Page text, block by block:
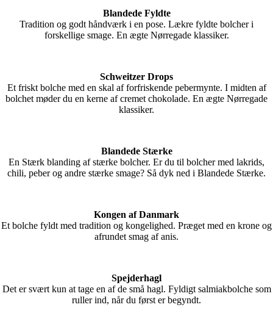
Blandede Fyldte
Tradition og godt håndværk i en pose. Lækre fyldte bolcher i
forskellige smage. En ægte Nørregade klassiker.
Schweitzer Drops
Et friskt bolche med en skal af forfriskende pebermynte. I midten af
bolchet møder du en kerne af cremet chokolade. En ægte Nørregade
klassiker.
Blandede Stærke
En Stærk blanding af stærke bolcher. Er du til bolcher med lakrids,
chili, peber og andre stærke smage? Så dyk ned i Blandede Stærke.
Kongen af Danmark
Et bolche fyldt med tradition og kongelighed. Præget med en krone og
afrundet smag af anis.
Spejderhagl
Det er svært kun at tage en af de små hagl. Fyldigt salmiakbolche som
ruller ind, når du først er begyndt.